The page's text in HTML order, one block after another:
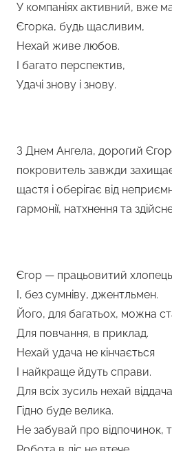
У компаніях активний, вже
Єгорка, будь щасливим,
Нехай живе любов.
І багато перспектив,
Удачі знову і знову.
З Днем Ангела, дорогий
покровитель завжди
щастя і оберігає від
гармонії, натхнення та
Єгор — працьовитий
І, без сумніву, джентльмен.
Його, для багатьох, можна
Для повчання, в приклад.
Нехай удача не кінчається
І найкраще йдуть справи.
Для всіх зусиль нехай віддача
Гідно буде велика.
Не забувай про відпочинок,